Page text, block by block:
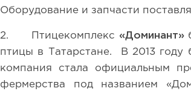
Оборудование и запчасти
2. Птицекомплекс «Доминант»
птицы в Татарстане. В 2013
компания стала официальным
фермерства под названием